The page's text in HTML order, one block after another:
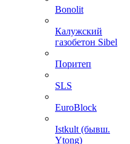
Bonolit
Калужский
газобетон Sibel
Поритеп
SLS
EuroBlock
Istkult (бывш.
Ytong)